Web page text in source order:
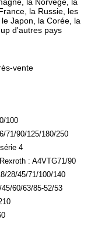
la Norvège, la
la Russie, les
Japon, la Corée, la
d'autres pays
vente
100
71/90/125/180/250
4
: A4VTG71/90
28/45/71/100/140
60/63/85-52/53